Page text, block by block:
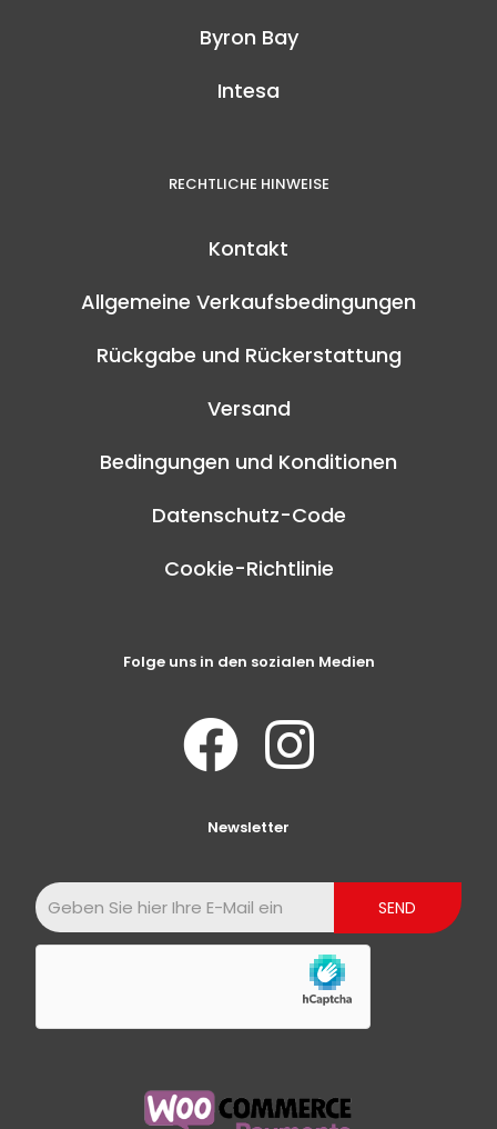
Byron Bay
Intesa
RECHTLICHE HINWEISE
Kontakt
Allgemeine Verkaufsbedingungen
Rückgabe und Rückerstattung
Versand
Bedingungen und Konditionen
Datenschutz-Code
Cookie-Richtlinie
Folge uns in den sozialen Medien
Newsletter